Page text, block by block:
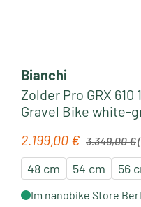
Bianchi
Zolder Pro GRX 610
Gravel Bike
Verkaufspreis:
2.199,00 € Regulärer Preis:
3.349,00 €
48 cm 54 cm 56
Im nanobike Store